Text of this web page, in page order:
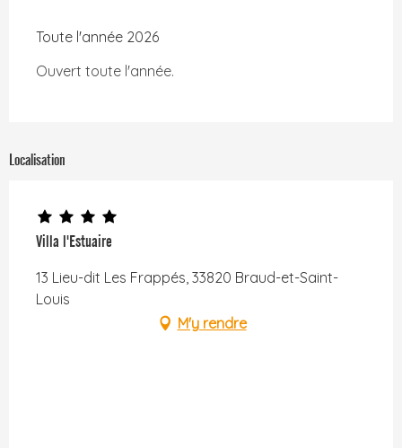
Toute l'année 2026
Ouvert toute l'année.
Localisation
Villa l'Estuaire
13 Lieu-dit Les Frappés, 33820 Braud-et-Saint-
Louis
M'y rendre